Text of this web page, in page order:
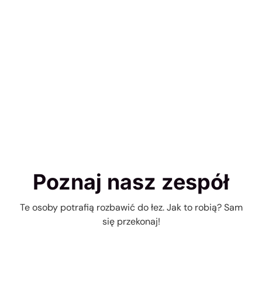
Poznaj nasz zespół
Te osoby potrafią rozbawić do łez. Jak to robią? Sam
się przekonaj!